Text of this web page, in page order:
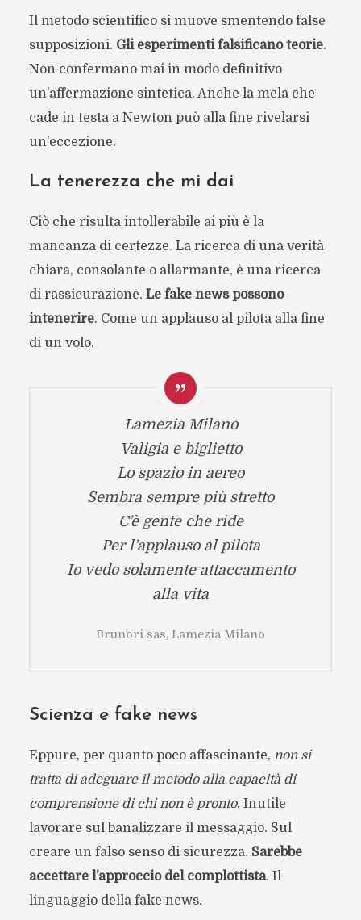
Il metodo scientifico si muove smentendo false
supposizioni. Gli esperimenti falsificano teorie.
Non confermano mai in modo definitivo
un’affermazione sintetica. Anche la mela che
cade in testa a Newton può alla fine rivelarsi
un’eccezione.
La tenerezza che mi dai
Ciò che risulta intollerabile ai più è la
mancanza di certezze. La ricerca di una verità
chiara, consolante o allarmante, è una ricerca
di rassicurazione. Le fake news possono
intenerire. Come un applauso al pilota alla fine
di un volo.
Lamezia Milano
Valigia e biglietto
Lo spazio in aereo
Sembra sempre più stretto
C’è gente che ride
Per l’applauso al pilota
Io vedo solamente attaccamento
alla vita
Brunori sas, Lamezia Milano
Scienza e fake news
Eppure, per quanto poco affascinante, non si
tratta di adeguare il metodo alla capacità di
comprensione di chi non è pronto. Inutile
lavorare sul banalizzare il messaggio. Sul
creare un falso senso di sicurezza. Sarebbe
accettare l’approccio del complottista. Il
linguaggio della fake news.